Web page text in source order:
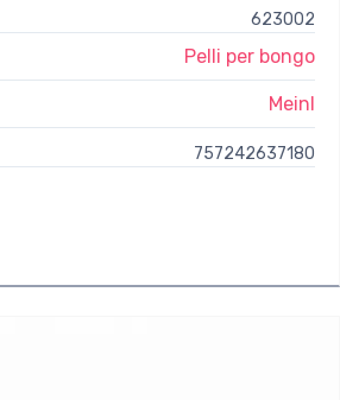
623002
Pelli per bongo
Meinl
757242637180